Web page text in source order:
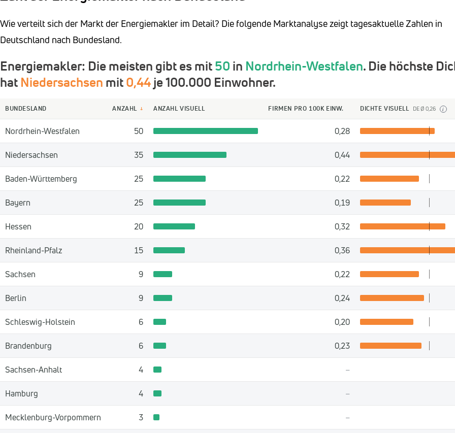
Wie verteilt sich der Markt der Energiemakler im Detail? Die folgende Marktanalyse zeigt tagesaktuelle Zahlen in
Deutschland nach Bundesland.
Energiemakler: Die meisten gibt es mit50 in Nordrhein-Westfalen. Die höchste
hat Niedersachsen mit0,44je 100.000 Einwohner.
BUNDESLAND ANZAHL ↓ ANZAHL VISUELL FIRMEN PRO 100K EINW. DICHTE VISUELL DE Ø 0,26 i
Nordrhein-Westfalen 50 0,28
Niedersachsen 35 0,44
Baden-Württemberg 25 0,22
Bayern 25 0,19
Hessen 20 0,32
Rheinland-Pfalz 15 0,36
Sachsen 9 0,22
Berlin 9 0,24
Schleswig-Holstein 6 0,20
Brandenburg 6 0,23
Sachsen-Anhalt 4 –
Hamburg 4 –
Mecklenburg-Vorpommern 3 –